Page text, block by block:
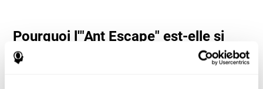
Pourquoi l'"Ant Escape" est-elle si
populaire ? - Histoire